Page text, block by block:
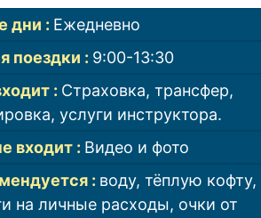
дни
Ежедневно
поездки
9:00-13:30
Страховка, трансфер,
услуги инструктора.
входит
Видео и фото
воду, тёплую кофту,
на личные расходы, очки от